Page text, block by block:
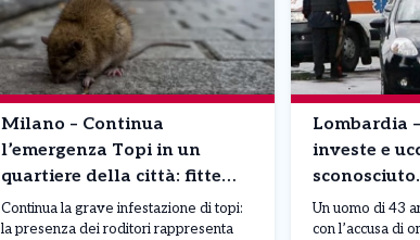
Milano – Continua
l’emergenza Topi in un
quartiere della città: fitte
colonie di roditori. Parte il
maxi piano di pulizia
Continua la grave infestazione di topi:
la presenza dei roditori rappresenta
Lombardia
investe e
fosse un
Un uomo di 43
con l’accusa di